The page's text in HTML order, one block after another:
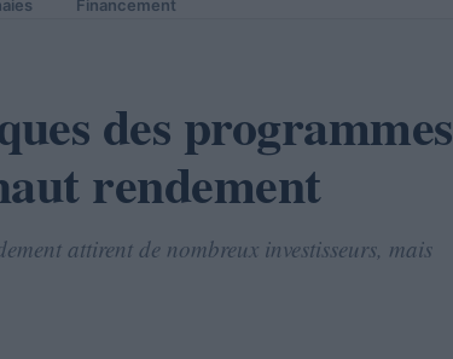
Financement
des programmes
rendement
attirent de nombreux investisseurs, mais